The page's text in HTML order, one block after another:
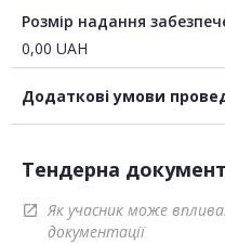
Розмір надання
0,00 UAH
Додаткові умови
Тендерна
open_in_new
Як учасник може
документації